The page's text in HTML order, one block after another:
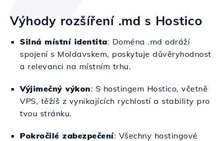
Výhody rozšíření .md s Hostico
Silná místní identita: Doména .md odráží
spojení s Moldavskem, poskytuje důvěryhodnost
a relevanci na místním trhu.
Výjimečný výkon: S hostingem Hostico, včetně
VPS, těžíš z vynikajících rychlostí a stability pro
tvou stránku.
Pokročilé zabezpečení: Všechny hostingové